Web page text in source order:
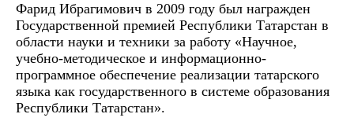
Фарид Ибрагимович в 2009 году был награжден
Государственной премией Республики Татарстан в
области науки и техники за работу «Научное,
учебно-методическое и информационно-
программное обеспечение реализации татарского
языка как государственного в системе образования
Республики Татарстан».